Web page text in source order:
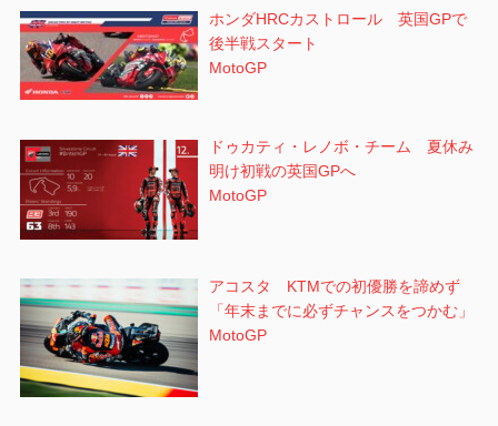
ホンダHRCカストロール 英国GPで
後半戦スタート
MotoGP
ドゥカティ・レノボ・チーム 夏休み
明け初戦の英国GPへ
MotoGP
アコスタ KTMでの初優勝を諦めず
「年末までに必ずチャンスをつかむ」
MotoGP